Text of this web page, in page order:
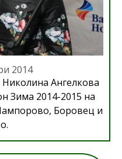
2014
Николина Ангелкова
Зима 2014-2015 на
Боровец и